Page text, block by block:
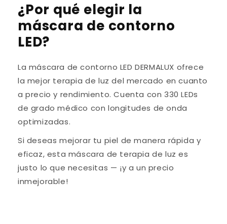
¿Por qué elegir la
máscara de contorno
LED?
La máscara de contorno LED DERMALUX ofrece
la mejor terapia de luz del mercado en cuanto
a precio y rendimiento. Cuenta con 330 LEDs
de grado médico con longitudes de onda
optimizadas.
Si deseas mejorar tu piel de manera rápida y
eficaz, esta máscara de terapia de luz es
justo lo que necesitas — ¡y a un precio
inmejorable!